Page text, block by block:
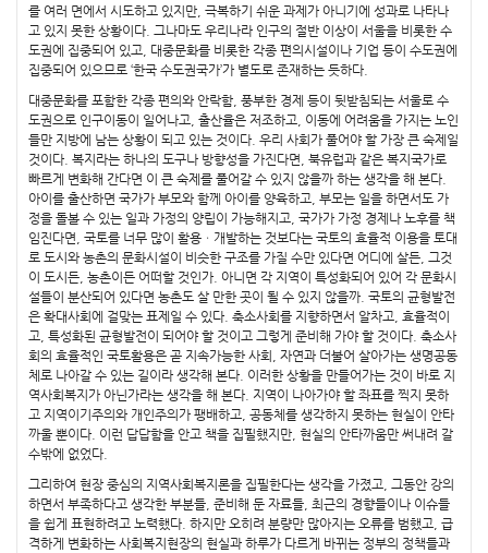
를 여러 면에서 시도하고 있지만, 극복하기 쉬운 과제가 아니기에 성과로 나타나
고 있지 못한 상황이다. 그나마도 우리나라 인구의 절반 이상이 서울을 비롯한 수
도권에 집중되어 있고, 대중문화를 비롯한 각종 편의시설이나 기업 등이 수도권에
집중되어 있으므로 ‘한국 수도권국가’가 별도로 존재하는 듯하다.
대중문화를 포함한 각종 편의와 안락함, 풍부한 경제 등이 뒷받침되는 서울로 수
도권으로 인구이동이 일어나고, 출산율은 저조하고, 이동에 어려움을 가지는 노인
들만 지방에 남는 상황이 되고 있는 것이다. 우리 사회가 풀어야 할 가장 큰 숙제일
것이다. 복지라는 하나의 도구나 방향성을 가진다면, 북유럽과 같은 복지국가로
빠르게 변화해 간다면 이 큰 숙제를 풀어갈 수 있지 않을까 하는 생각을 해 본다.
아이를 출산하면 국가가 부모와 함께 아이를 양육하고, 부모는 일을 하면서도 가
정을 돌볼 수 있는 일과 가정의 양립이 가능해지고, 국가가 가정 경제나 노후를 책
임진다면, 국토를 너무 많이 활용ㆍ개발하는 것보다는 국토의 효율적 이용을 토대
로 도시와 농촌의 문화시설이 비슷한 구조를 가질 수만 있다면 어디에 살든, 그것
이 도시든, 농촌이든 어떠할 것인가. 아니면 각 지역이 특성화되어 있어 각 문화시
설들이 분산되어 있다면 농촌도 살 만한 곳이 될 수 있지 않을까. 국토의 균형발전
은 확대사회에 걸맞는 표제일 수 있다. 축소사회를 지향하면서 알차고, 효율적이
고, 특성화된 균형발전이 되어야 할 것이고 그렇게 준비해 가야 할 것이다. 축소사
회의 효율적인 국토활용은 곧 지속가능한 사회, 자연과 더불어 살아가는 생명공동
체로 나아갈 수 있는 길이라 생각해 본다. 이러한 상황을 만들어가는 것이 바로 지
역사회복지가 아닌가라는 생각을 해 본다. 지역이 나아가야 할 좌표를 찍지 못하
고 지역이기주의와 개인주의가 팽배하고, 공동체를 생각하지 못하는 현실이 안타
까울 뿐이다. 이런 답답함을 안고 책을 집필했지만, 현실의 안타까움만 써내려 갈
수밖에 없었다.
그리하여 현장 중심의 지역사회복지론을 집필한다는 생각을 가졌고, 그동안 강의
하면서 부족하다고 생각한 부분들, 준비해 둔 자료들, 최근의 경향들이나 이슈들
을 쉽게 표현하려고 노력했다. 하지만 오히려 분량만 많아지는 오류를 범했고, 급
격하게 변화하는 사회복지현장의 현실과 하루가 다르게 바뀌는 정부의 정책들과